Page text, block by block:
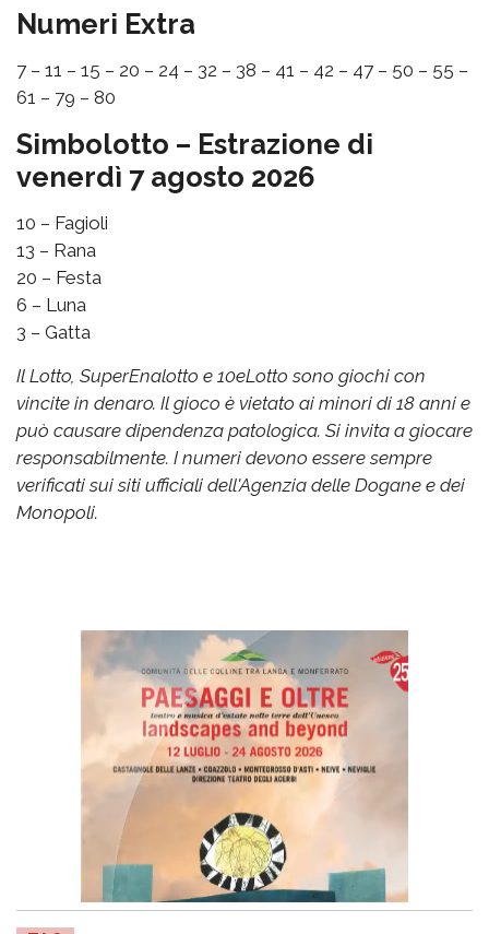
Numeri Extra
7 – 11 – 15 – 20 – 24 – 32 – 38 – 41 – 42 – 47 – 50 – 55 –
61 – 79 – 80
Simbolotto – Estrazione di
venerdì 7 agosto 2026
10 – Fagioli
13 – Rana
20 – Festa
6 – Luna
3 – Gatta
Il Lotto, SuperEnalotto e 10eLotto sono giochi con
vincite in denaro. Il gioco è vietato ai minori di 18 anni e
può causare dipendenza patologica. Si invita a giocare
responsabilmente. I numeri devono essere sempre
verificati sui siti ufficiali dell'Agenzia delle Dogane e dei
Monopoli.